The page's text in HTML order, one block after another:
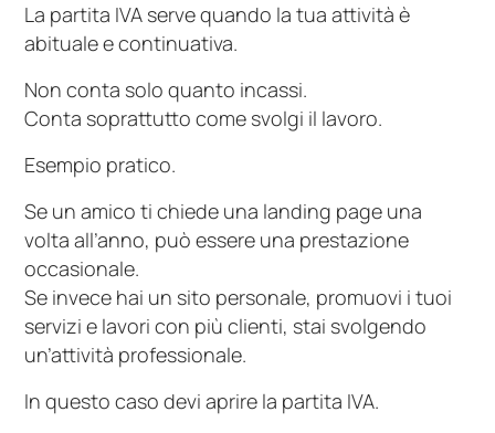
La partita IVA serve quando la tua attività è
abituale e continuativa.
Non conta solo quanto incassi.
Conta soprattutto come svolgi il lavoro.
Esempio pratico.
Se un amico ti chiede una landing page una
volta all’anno, può essere una prestazione
occasionale.
Se invece hai un sito personale, promuovi i tuoi
servizi e lavori con più clienti, stai svolgendo
un’attività professionale.
In questo caso devi aprire la partita IVA.